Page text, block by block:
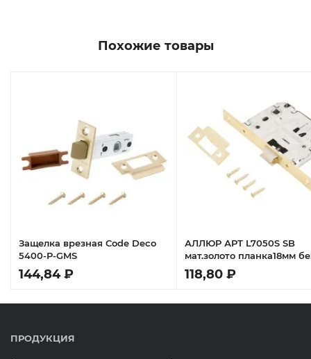
Похожие товары
Защелка врезная Code Deco
5400-P-GMS
144,84 ₽
АЛЛЮР АРТ L7050S SB
мат.золото планка18мм
ручек с фиксатором
118,80 ₽
ПРОДУКЦИЯ